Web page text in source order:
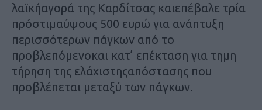
λαϊκήαγορά της Καρδίτσας καιεπέβαλε τρία
πρόστιμαύψους 500 ευρώ για ανάπτυξη
περισσότερων πάγκων από το
προβλεπόμενοκαι κατ’ επέκταση για τημη
τήρηση της ελάχιστηςαπόστασης που
προβλέπεται μεταξύ των πάγκων.